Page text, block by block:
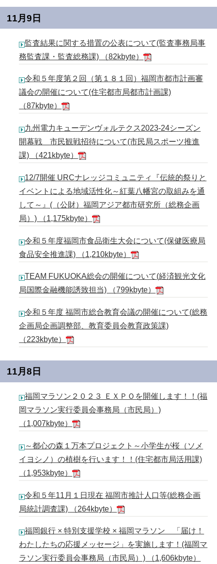
11月9日
監査結果に関する措置の公表について(監査事務局事
務監査課・監査総務課) （82kbyte）
令和５年度第２回（第１８１回）福岡市都市計画審
議会の開催について(住宅都市局都市計画課)
（87kbyte）
九州電力キューデンヴォルテクス2023-24シーズン
開幕戦 市民観戦招待について(市民局スポーツ推進
課) （421kbyte）
12/7開催 URCナレッジコミュニティ『伝統的祭りと
イベントによる地域活性化～紅葉八幡宮の取組みを通
して～』(（公財）福岡アジア都市研究所（総務企画
局）) （1,175kbyte）
令和５年度福岡市食品衛生大会について(保健医療局
食品安全推進課) （1,210kbyte）
TEAM FUKUOKA総会の開催について(経済観光文化
局国際金融機能誘致担当) （799kbyte）
令和５年度 福岡市総合教育会議の開催について(総務
企画局企画調整部、教育委員会教育政策課)
（223kbyte）
11月8日
福岡マラソン２０２３ ＥＸＰＯを開催します！！(福
岡マラソン実行委員会事務局（市民局）)
（1,007kbyte）
～都心の森１万本プロジェクト～小学生が桜（ソメ
イヨシノ）の植樹を行います！！(住宅都市局活用課)
（1,953kbyte）
令和５年11月１日現在 福岡市推計人口等(総務企画
局統計調査課) （264kbyte）
福岡銀行 × 特別支援学校 × 福岡マラソン 「届け！
わたしたちの応援メッセージ」を実施します！(福岡マ
ラソン実行委員会事務局（市民局）) （1,606kbyte）